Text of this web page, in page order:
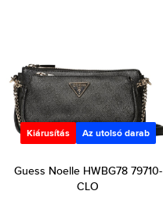
Kiárusítás Az utolsó darab
Guess Noelle HWBG78 79710-
CLO